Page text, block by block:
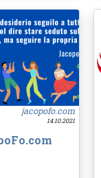
jacopofo.com
14.10.2021